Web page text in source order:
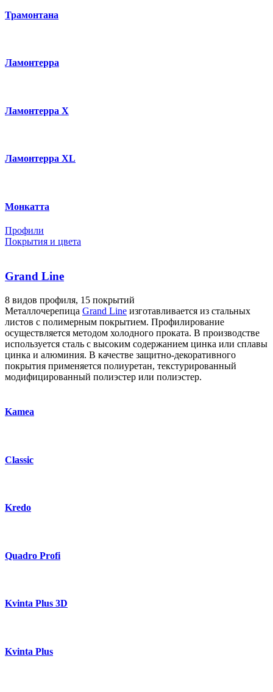
Трамонтана
Ламонтерра
Ламонтерра X
Ламонтерра XL
Монкатта
Профили
Покрытия и цвета
Grand Line
8 видов профиля, 15 покрытий
Металлочерепица Grand Line изготавливается из стальных
листов с полимерным покрытием. Профилирование
осуществляется методом холодного проката. В производстве
используется сталь с высоким содержанием цинка или сплавы
цинка и алюминия. В качестве защитно-декоративного
покрытия применяется полиуретан, текстурированный
модифицированный полиэстер или полиэстер.
Kamea
Classic
Kredo
Quadro Profi
Kvinta Plus 3D
Kvinta Plus